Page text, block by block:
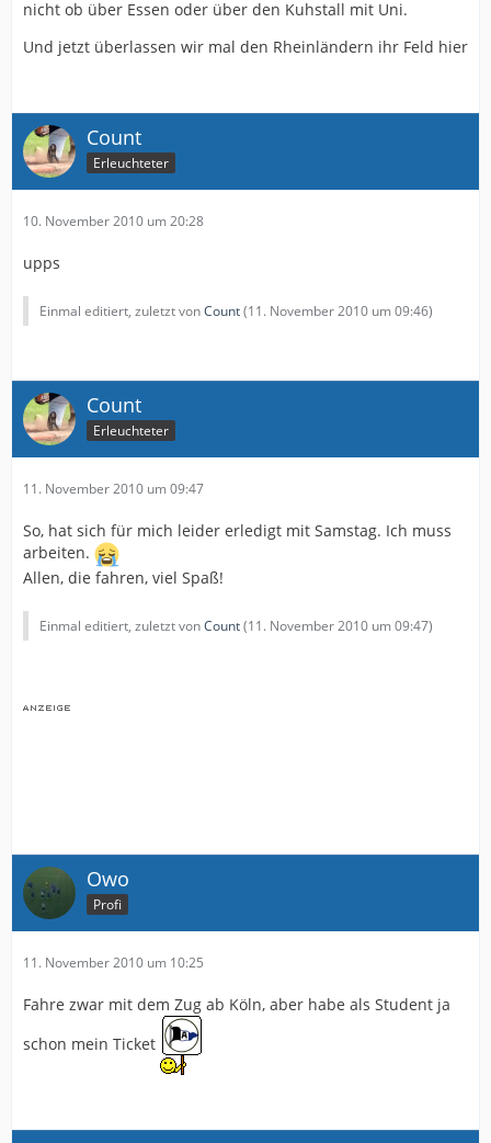
nicht ob über Essen oder über den Kuhstall mit Uni.
Und jetzt überlassen wir mal den Rheinländern ihr Feld hier
Count
Erleuchteter
10. November 2010 um 20:28
upps
Einmal editiert, zuletzt vonCount(11. November 2010 um 09:46)
Count
Erleuchteter
11. November 2010 um 09:47
So, hat sich für mich leider erledigt mit Samstag. Ich muss
arbeiten.
Allen, die fahren, viel Spaß!
Einmal editiert, zuletzt vonCount(11. November 2010 um 09:47)
Owo
Profi
11. November 2010 um 10:25
Fahre zwar mit dem Zug ab Köln, aber habe als Student ja
schon mein Ticket